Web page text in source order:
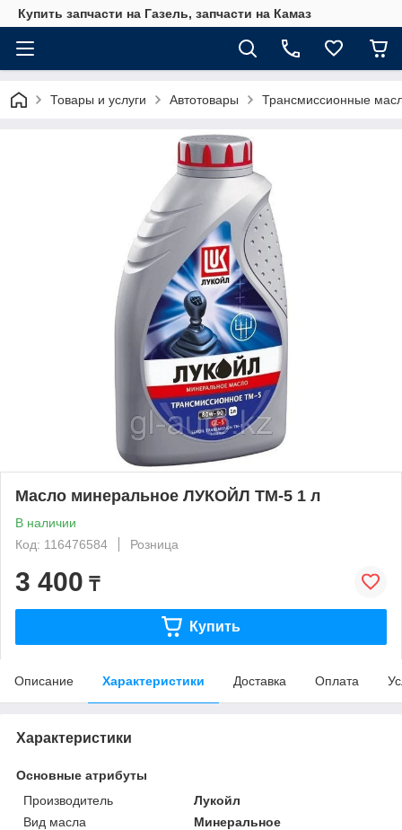
Купить запчасти на Газель, запчасти на Камаз
Товары и услуги Автотовары Трансмиссионные
Масло минеральное ЛУКОЙЛ ТМ-5 1 л
В наличии
Код: 116476584
Розница
3 400 ₸
Купить
Описание Характеристики Доставка Оплата
Характеристики
Основные атрибуты
Производитель
Лукойл
Вид масла
Минеральное